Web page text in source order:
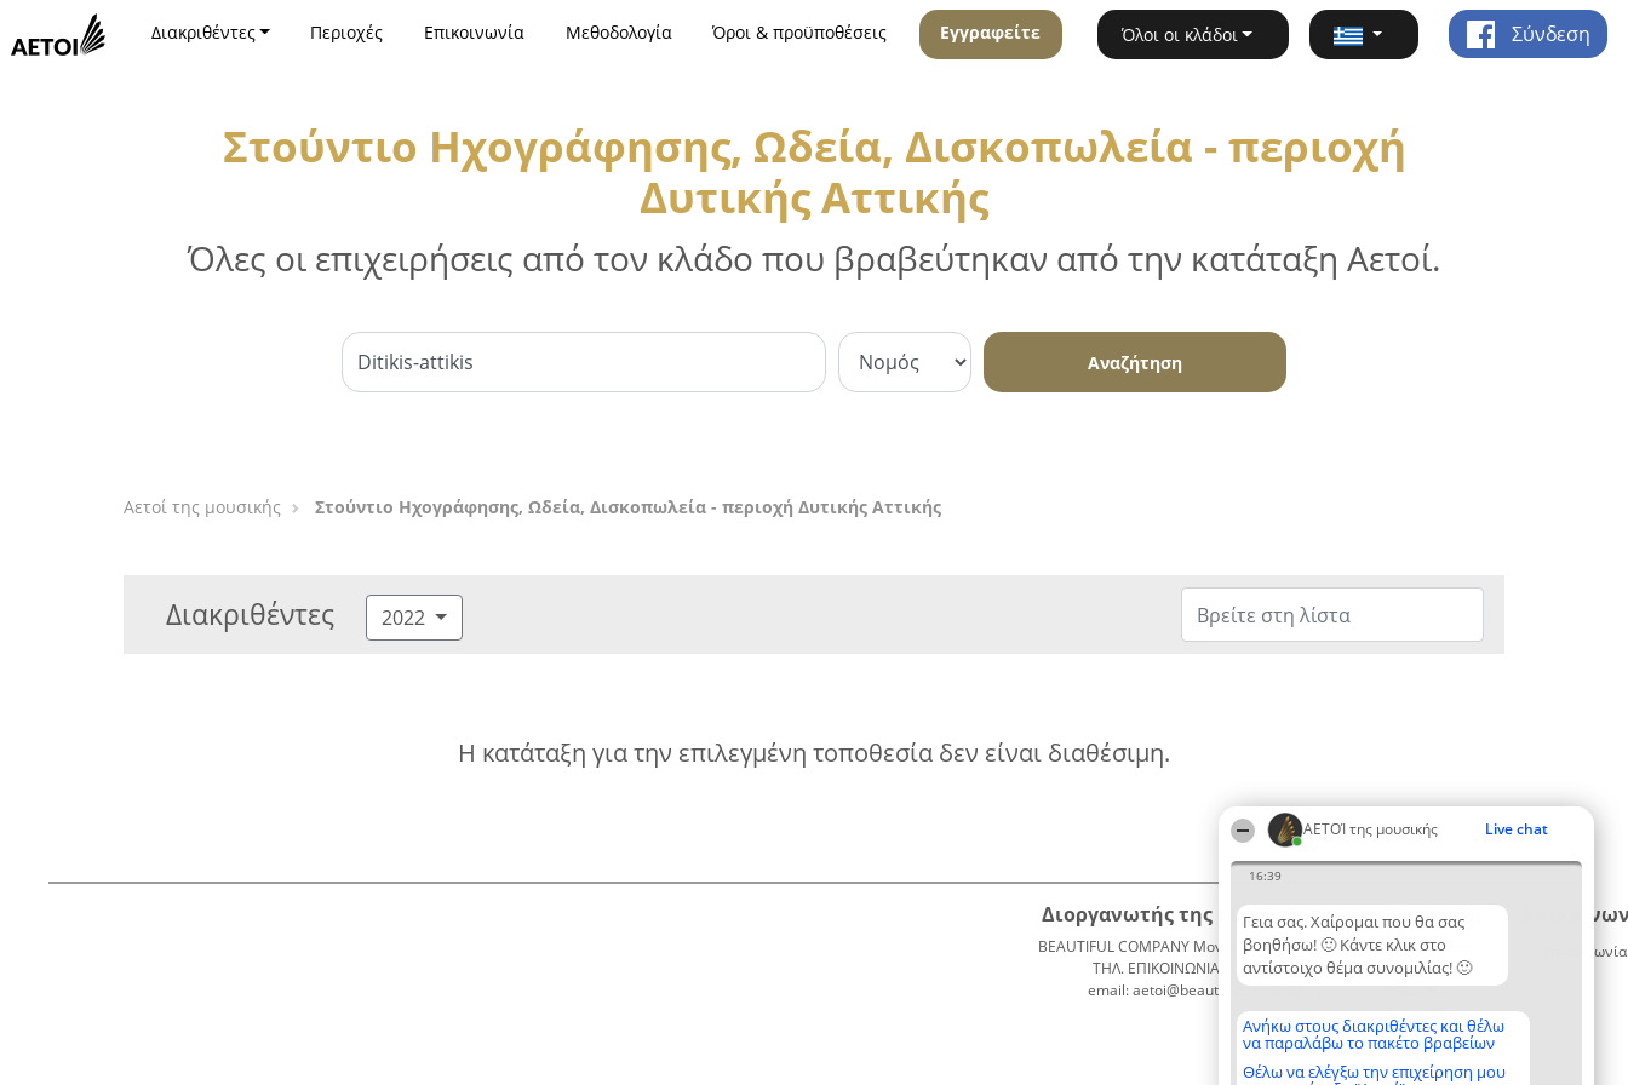
ΑΕΤΟΊ της μουσικής Live chat
16:39
Γεια σας. Χαίρομαι που θα σας
βοηθήσω! 🙂 Κάντε κλικ στο
αντίστοιχο θέμα συνομιλίας! 🙂
Ανήκω στους διακριθέντες και θέλω
να παραλάβω το πακέτο βραβείων
Θέλω να ελέγξω την επιχείρηση μου
Διακριθέντες Περιοχές Επικοινωνία Μεθοδολογία Όροι & προϋποθέσεις Εγγραφείτε Όλοι οι κλάδοι Σύνδεση
Στούντιο Ηχογράφησης, Ωδεία, Δισκοπωλεία - περιοχή
Δυτικής Αττικής
Όλες οι επιχειρήσεις από τον κλάδο που βραβεύτηκαν από την κατάταξη Αετοί.
Αναζήτηση
Αετοί της μουσικής Στούντιο Ηχογράφησης, Ωδεία, Δισκοπωλεία - περιοχή Δυτικής Αττικής
Διακριθέντες 2022
Η κατάταξη για την επιλεγμένη τοποθεσία δεν είναι διαθέσιμη.
Διοργανωτής της κατάταξης
BEAUTIFUL COMPANY Μονοπρόσωπη ΙΚΕ
ΤΗΛ. ΕΠΙΚΟΙΝΩΝΙΑΣ: 2104128019
email: aetoi@beautifulcompany.co
Κατάταξη
Διακριθέντες
Λίστα
όλων των
διακριθέντων
Μεθοδολογία
Όροι &
προϋποθέσεις
Επικοινωνία